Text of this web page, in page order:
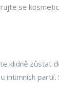
se
klidně zůstat
intimních partií.